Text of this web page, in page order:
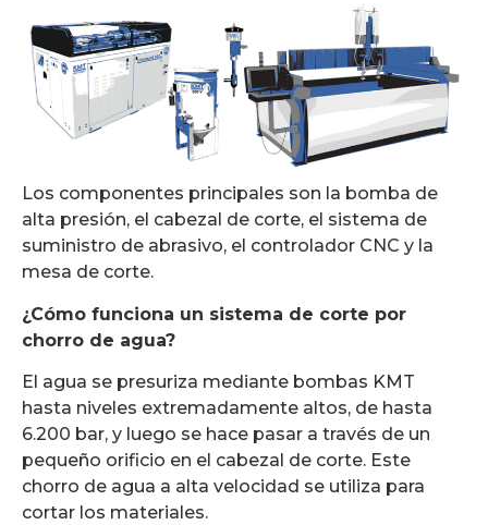
Los componentes principales son la bomba de
alta presión, el cabezal de corte, el sistema de
suministro de abrasivo, el controlador CNC y la
mesa de corte.
¿Cómo funciona un sistema de corte por
chorro de agua?
El agua se presuriza mediante bombas KMT
hasta niveles extremadamente altos, de hasta
6.200 bar, y luego se hace pasar a través de un
pequeño orificio en el cabezal de corte. Este
chorro de agua a alta velocidad se utiliza para
cortar los materiales.